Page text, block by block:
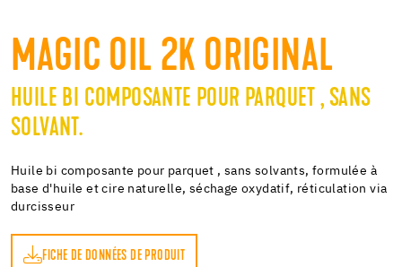
MAGIC OIL 2K ORIGINAL
HUILE BI COMPOSANTE POUR PARQUET , SANS
SOLVANT.
Huile bi composante pour parquet , sans solvants, formulée à
base d'huile et cire naturelle, séchage oxydatif, réticulation via
durcisseur
FICHE DE DONNÉES DE PRODUIT